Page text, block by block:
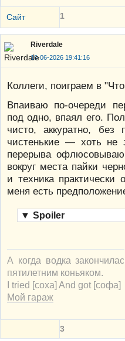
Сайт 1
Riverdale
10-06-2026 19:41:16
Коллеги, поиграем в
Впаиваю по-очереди
под одно, впаял его.
чисто, аккуратно, без
чистенькие — хоть не
перерыва
вокруг места пайки
и техника
меня есть
▼ Spoiler
А когда водка
пятилетним коньяком.
I tried [соха] And got [софа]
Мой гараж
3